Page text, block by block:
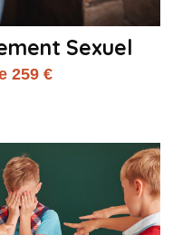
Sexuel
259 €